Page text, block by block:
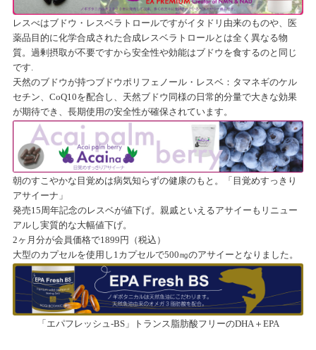
レスべはブドウ・レスベラトロールですがイタドリ由来のものや、医
薬品目的に化学合成された合成レスベラトロールとは全く異なる物
質。過剰摂取が不要ですから安全性や効能はブドウを食するのと同じ
です.
天然のブドウが持つブドウポリフェノール・レスベ：タマネギのケル
セチン、CoQ10を配合し、天然ブドウ同様の日常的分量で大きな効果
が期待でき、長期使用の安全性が確保されています。
朝のすこやかな目覚めは病気知らずの健康のもと。「目覚めすっきり
アサイーナ」
発売15周年記念のレスベが値下げ。親戚といえるアサイーもリニュー
アルし実質的な大幅値下げ。
2ヶ月分が会員価格で1899円（税込）
大型のカプセルを使用し1カプセルで500㎎のアサイーとなりました。
「エパフレッシュ-BS」トランス脂肪酸フリーのDHA＋EPA